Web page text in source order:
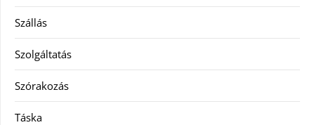
Szállás
Szolgáltatás
Szórakozás
Táska